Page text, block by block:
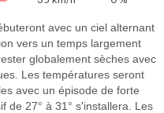
avec un ciel alternant
vers un temps largement
globalement sèches avec
Les températures seront
avec un épisode de forte
de 27° à 31° s'installera. Les